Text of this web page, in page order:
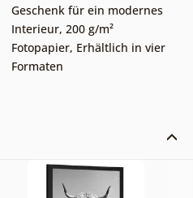
Geschenk für ein modernes
Interieur, 200 g/m²
Fotopapier, Erhältlich in vier
Formaten